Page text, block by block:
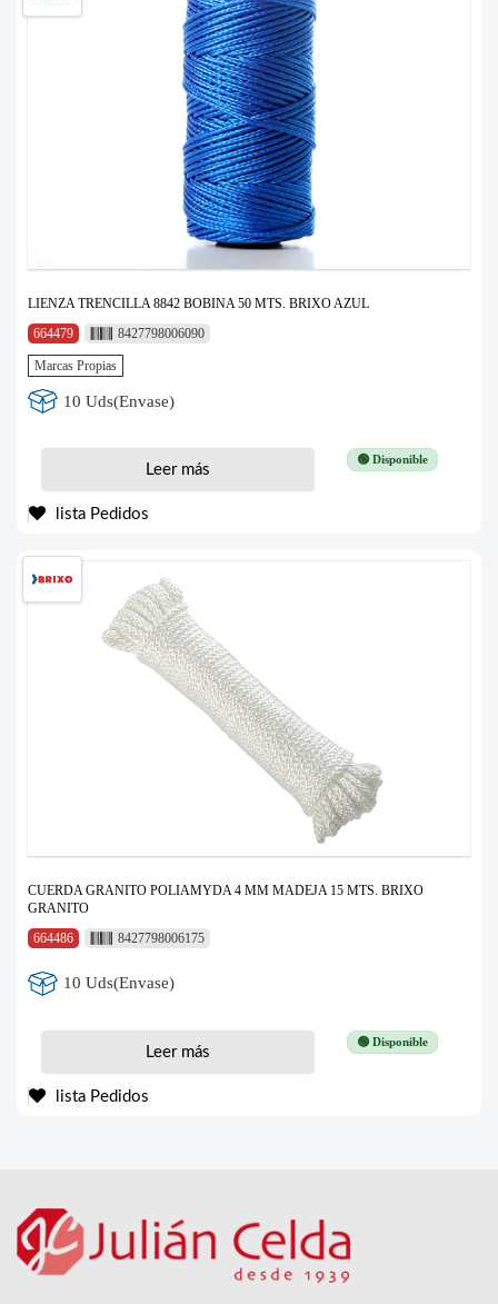
LIENZA TRENCILLA 8842 BOBINA 50 MTS. BRIXO AZUL
664479
8427798006090
Marcas Propias
10 Uds(Envase)
🟢 Disponible
Leer más
lista Pedidos
CUERDA GRANITO POLIAMYDA 4 MM MADEJA 15 MTS. BRIXO
GRANITO
664486
8427798006175
10 Uds(Envase)
🟢 Disponible
Leer más
lista Pedidos